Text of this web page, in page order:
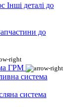
Інші деталі до
до
ГРМ
система
система